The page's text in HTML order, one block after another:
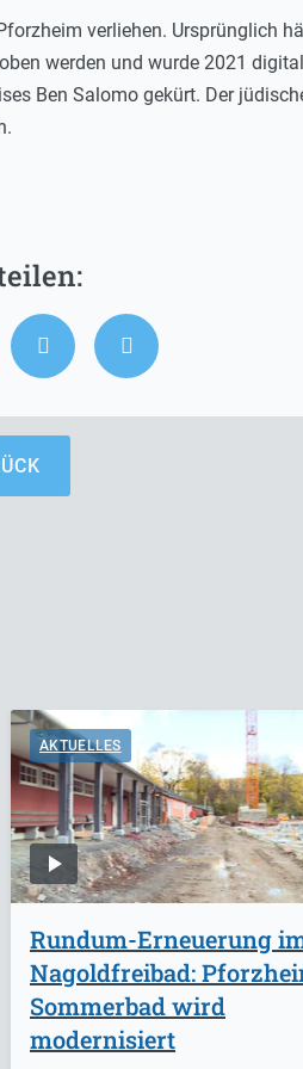
verliehen. Ursprünglich
werden und wurde 2021
Ben Salomo gekürt. Der
AKTUELLES
Rundum-Erneuerung
Nagoldfreibad:
Sommerbad wird
modernisiert